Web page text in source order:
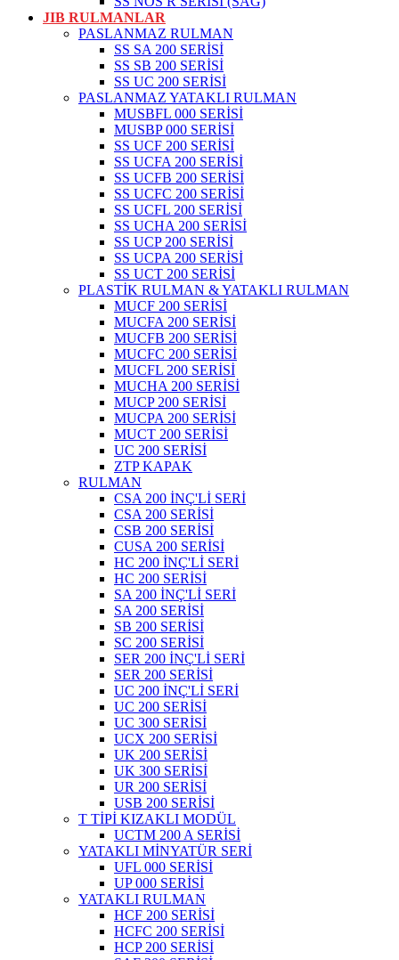
JIB RULMANLAR
PASLANMAZ RULMAN
SS SA 200 SERİSİ
SS SB 200 SERİSİ
SS UC 200 SERİSİ
PASLANMAZ YATAKLI RULMAN
MUSBFL 000 SERİSİ
MUSBP 000 SERİSİ
SS UCF 200 SERİSİ
SS UCFA 200 SERİSİ
SS UCFB 200 SERİSİ
SS UCFC 200 SERİSİ
SS UCFL 200 SERİSİ
SS UCHA 200 SERİSİ
SS UCP 200 SERİSİ
SS UCPA 200 SERİSİ
SS UCT 200 SERİSİ
PLASTİK RULMAN & YATAKLI RULMAN
MUCF 200 SERİSİ
MUCFA 200 SERİSİ
MUCFB 200 SERİSİ
MUCFC 200 SERİSİ
MUCFL 200 SERİSİ
MUCHA 200 SERİSİ
MUCP 200 SERİSİ
MUCPA 200 SERİSİ
MUCT 200 SERİSİ
UC 200 SERİSİ
ZTP KAPAK
RULMAN
CSA 200 İNÇ'Lİ SERİ
CSA 200 SERİSİ
CSB 200 SERİSİ
CUSA 200 SERİSİ
HC 200 İNÇ'Lİ SERİ
HC 200 SERİSİ
SA 200 İNÇ'Lİ SERİ
SA 200 SERİSİ
SB 200 SERİSİ
SC 200 SERİSİ
SER 200 İNÇ'Lİ SERİ
SER 200 SERİSİ
UC 200 İNÇ'Lİ SERİ
UC 200 SERİSİ
UC 300 SERİSİ
UCX 200 SERİSİ
UK 200 SERİSİ
UK 300 SERİSİ
UR 200 SERİSİ
USB 200 SERİSİ
T TİPİ KIZAKLI MODÜL
UCTM 200 A SERİSİ
YATAKLI MİNYATÜR SERİ
UFL 000 SERİSİ
UP 000 SERİSİ
YATAKLI RULMAN
HCF 200 SERİSİ
HCFC 200 SERİSİ
HCP 200 SERİSİ